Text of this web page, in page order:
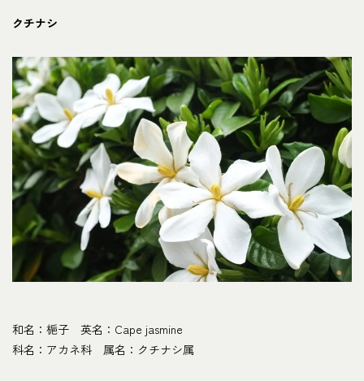
クチナシ
和名：梔子 英名：Cape jasmine
科名：アカネ科 属名：クチナシ属